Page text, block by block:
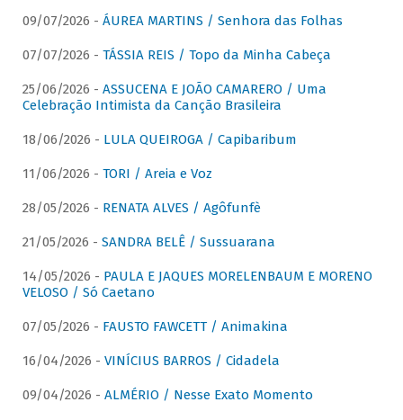
09/07/2026 - ÁUREA MARTINS / Senhora das Folhas
07/07/2026 - TÁSSIA REIS / Topo da Minha Cabeça
25/06/2026 - ASSUCENA E JOÃO CAMARERO / Uma
Celebração Intimista da Canção Brasileira
18/06/2026 - LULA QUEIROGA / Capibaribum
11/06/2026 - TORI / Areia e Voz
28/05/2026 - RENATA ALVES / Agôfunfè
21/05/2026 - SANDRA BELÊ / Sussuarana
14/05/2026 - PAULA E JAQUES MORELENBAUM E MORENO
VELOSO / Só Caetano
07/05/2026 - FAUSTO FAWCETT / Animakina
16/04/2026 - VINÍCIUS BARROS / Cidadela
09/04/2026 - ALMÉRIO / Nesse Exato Momento